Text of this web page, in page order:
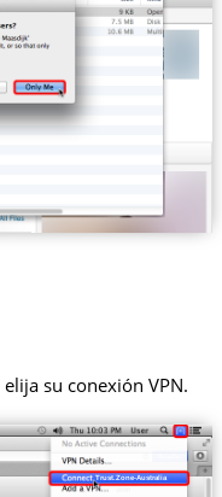
su conexión VPN.
Trust.Zone-Australia